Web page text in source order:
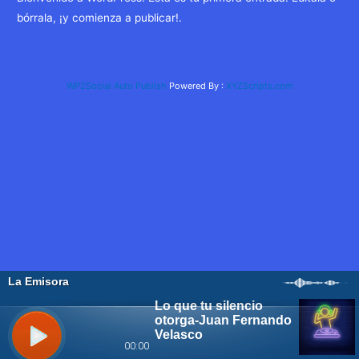
bórrala, ¡y comienza a publicar!.
WP2Social Auto Publish Powered By : XYZScripts.com